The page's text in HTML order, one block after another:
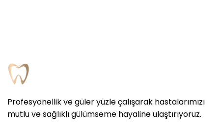
Profesyonellik ve güler yüzle çalışarak hastalarımızı
mutlu ve sağlıklı gülümseme hayaline ulaştırıyoruz.